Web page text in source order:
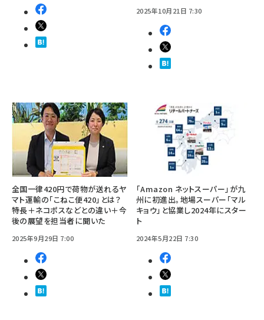
2025年10月21日 7:30
全国一律420円で荷物が送れるヤ
マト運輸の「こねこ便420」とは？
特長＋ネコポスなどとの違い＋今
後の展望を担当者に聞いた
2025年9月29日 7:00
「Amazon ネットスーパー」が九
州に初進出。地場スーパー「マル
キョウ」と協業し2024年にスター
ト
2024年5月22日 7:30